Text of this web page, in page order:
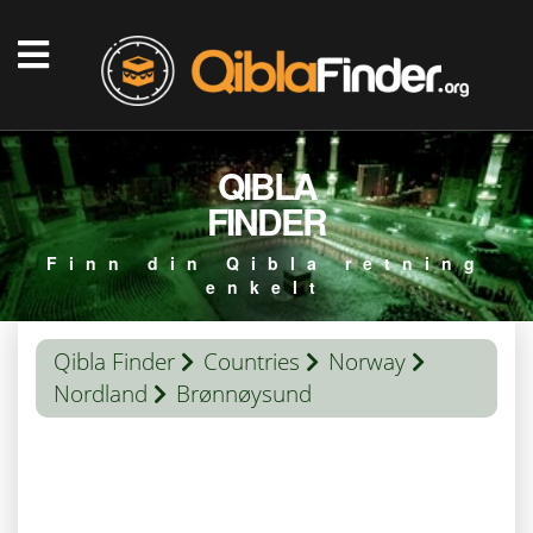
QIBLA
FINDER
Finn din Qibla retning
enkelt
Qibla Finder Countries
Norway
Nordland
Brønnøysund